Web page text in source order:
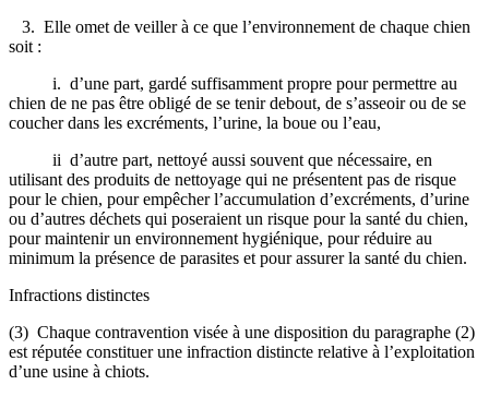
3. Elle omet de veiller à ce que l’environnement de chaque chien
soit :
i. d’une part, gardé suffisamment propre pour permettre au
chien de ne pas être obligé de se tenir debout, de s’asseoir ou de se
coucher dans les excréments, l’urine, la boue ou l’eau,
ii d’autre part, nettoyé aussi souvent que nécessaire, en
utilisant des produits de nettoyage qui ne présentent pas de risque
pour le chien, pour empêcher l’accumulation d’excréments, d’urine
ou d’autres déchets qui poseraient un risque pour la santé du chien,
pour maintenir un environnement hygiénique, pour réduire au
minimum la présence de parasites et pour assurer la santé du chien.
Infractions distinctes
(3) Chaque contravention visée à une disposition du paragraphe (2)
est réputée constituer une infraction distincte relative à l’exploitation
d’une usine à chiots.